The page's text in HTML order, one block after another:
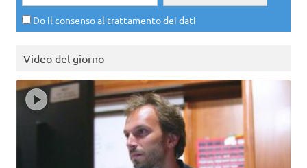
Do il consenso al trattamento dei dati
Video del giorno